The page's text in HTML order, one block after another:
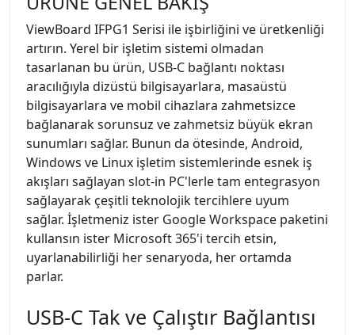
ViewBoard IFPG1 Serisi ile işbirliğini ve üretkenliği
artırın. Yerel bir işletim sistemi olmadan
tasarlanan bu ürün, USB-C bağlantı noktası
aracılığıyla dizüstü bilgisayarlara, masaüstü
bilgisayarlara ve mobil cihazlara zahmetsizce
bağlanarak sorunsuz ve zahmetsiz büyük ekran
sunumları sağlar. Bunun da ötesinde, Android,
Windows ve Linux işletim sistemlerinde esnek iş
akışları sağlayan slot-in PC'lerle tam entegrasyon
sağlayarak çeşitli teknolojik tercihlere uyum
sağlar. İşletmeniz ister Google Workspace paketini
kullansın ister Microsoft 365'i tercih etsin,
uyarlanabilirliği her senaryoda, her ortamda
parlar.
USB-C Tak ve Çalıştır Bağlantısı